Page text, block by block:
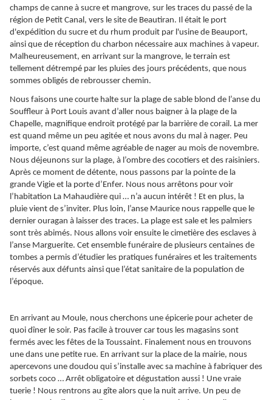
champs de canne à sucre et mangrove, sur les traces du passé de la
région de Petit Canal, vers le site de Beautiran. Il était le port
d'expédition du sucre et du rhum produit par l'usine de Beauport,
ainsi que de réception du charbon nécessaire aux machines à vapeur.
Malheureusement, en arrivant sur la mangrove, le terrain est
tellement détrempé par les pluies des jours précédents, que nous
sommes obligés de rebrousser chemin.
Nous faisons une courte halte sur la plage de sable blond de l’anse du
Souffleur à Port Louis avant d’aller nous baigner à la plage de la
Chapelle, magnifique endroit protégé par la barrière de corail. La mer
est quand même un peu agitée et nous avons du mal à nager. Peu
importe, c’est quand même agréable de nager au mois de novembre.
Nous déjeunons sur la plage, à l’ombre des cocotiers et des raisiniers.
Après ce moment de détente, nous passons par la pointe de la
grande Vigie et la porte d’Enfer. Nous nous arrêtons pour voir
l’habitation La Mahaudière qui … n’a aucun intérêt ! Et en plus, la
pluie vient de s’inviter. Plus loin, l’anse Maurice nous rappelle que le
dernier ouragan à laisser des traces. La plage est sale et les palmiers
sont très abimés. Nous allons voir ensuite le cimetière des esclaves à
l’anse Marguerite. Cet ensemble funéraire de plusieurs centaines de
tombes a permis d’étudier les pratiques funéraires et les traitements
réservés aux défunts ainsi que l’état sanitaire de la population de
l’époque.
En arrivant au Moule, nous cherchons une épicerie pour acheter de
quoi dîner le soir. Pas facile à trouver car tous les magasins sont
fermés avec les fêtes de la Toussaint. Finalement nous en trouvons
une dans une petite rue. En arrivant sur la place de la mairie, nous
apercevons une doudou qui s’installe avec sa machine à fabriquer des
sorbets coco … Arrêt obligatoire et dégustation aussi ! Une vraie
tuerie ! Nous rentrons au gîte alors que la nuit arrive. Un peu de